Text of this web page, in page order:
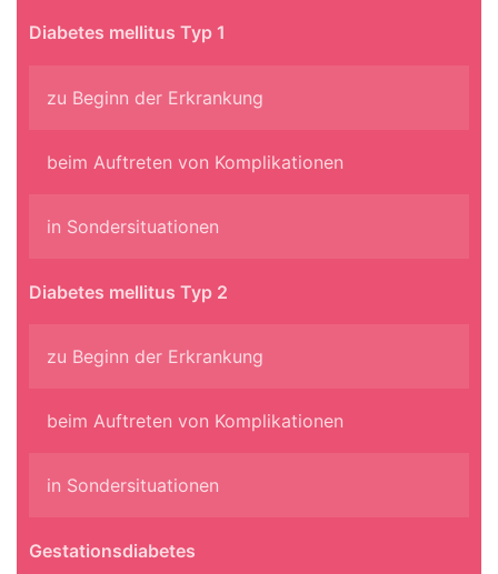
Diabetes mellitus Typ 1
zu Beginn der Erkrankung
beim Auftreten von Komplikationen
in Sondersituationen
Diabetes mellitus Typ 2
zu Beginn der Erkrankung
beim Auftreten von Komplikationen
in Sondersituationen
Gestationsdiabetes